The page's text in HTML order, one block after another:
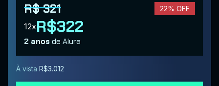
R$ 321 22% OFF
12xR$322
2 anosde Alura
À vista R$3.012